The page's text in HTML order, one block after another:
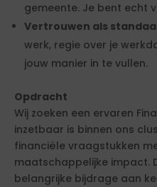
gemeente. Je bent echt
Vertrouwen als
werk, regie over je
jouw manier in te vullen.
Opdracht
Wij zoeken een ervaren
inzetbaar is binnen ons
financiële vraagstukken
maatschappelijke impact.
belangrijke bijdrage aan